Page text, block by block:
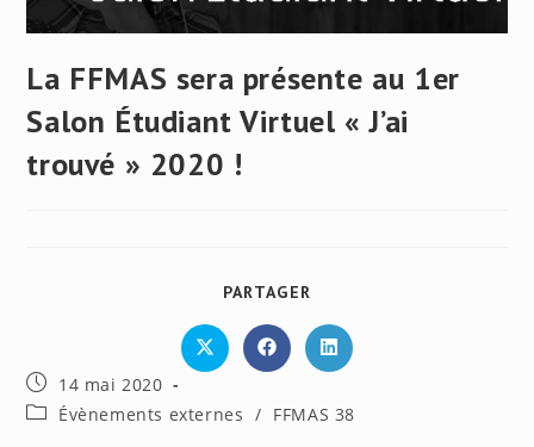
La FFMAS sera présente au 1er
Salon Étudiant Virtuel « J’ai
trouvé » 2020 !
PARTAGER
CONTENU
Ouvrir
dans
fenêtre
Ouvrir
dans
autre
fenêtre
Ouvrir
dans
autre
fenêtre
Publication
publiée :
14 mai 2020
PostÉvènements externes / FFMAS 38